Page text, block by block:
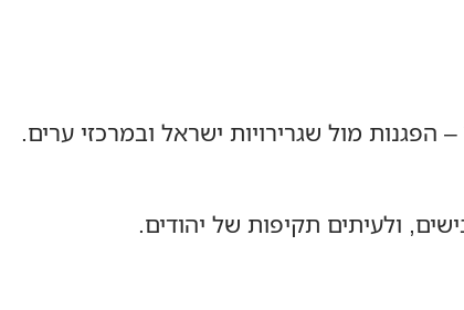
– הפגנות מול שגרירויות ישראל ובמרכזי ערים.
ולעיתים תקיפות של יהודים.